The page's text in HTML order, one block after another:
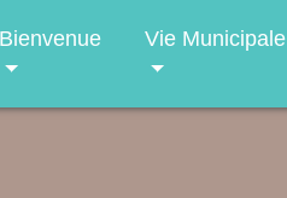
Bienvenue Vie Municipale